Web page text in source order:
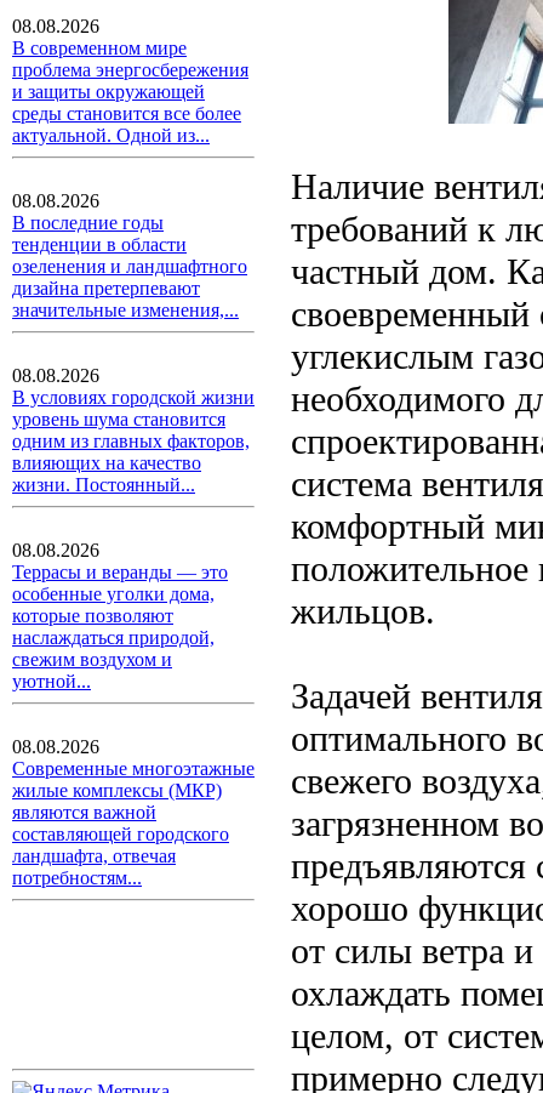
08.08.2026
В современном мире
проблема энергосбережения
и защиты окружающей
среды становится все более
актуальной. Одной из...
08.08.2026
В последние годы
тенденции в области
озеленения и ландшафтного
дизайна претерпевают
значительные изменения,...
08.08.2026
В условиях городской жизни
уровень шума становится
одним из главных факторов,
влияющих на качество
жизни. Постоянный...
08.08.2026
Террасы и веранды — это
особенные уголки дома,
которые позволяют
наслаждаться природой,
свежим воздухом и
уютной...
08.08.2026
Современные многоэтажные
жилые комплексы (МКР)
являются важной
составляющей городского
ландшафта, отвечая
потребностям...
Наличие
требований к
частный дом.
своевременный
углекислым
необходимого
система
комфортный
положительное
жильцов.
Задачей
оптимального
свежего
загрязненном
предъявляются
хорошо
от силы ветра
охлаждать
целом, от
примерно